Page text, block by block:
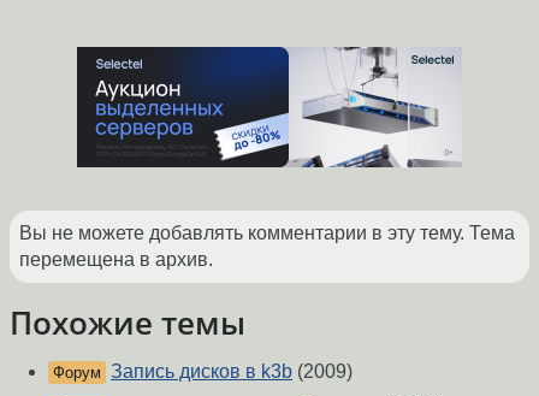
Вы не можете добавлять комментарии в эту тему. Тема
перемещена в архив.
Похожие темы
Форум Запись дисков в k3b (2009)